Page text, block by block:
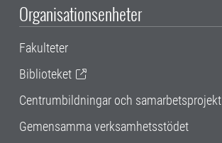
Organisationsenheter
Fakulteter
Biblioteket
Centrumbildningar och samarbetsprojekt
Gemensamma verksamhetsstödet